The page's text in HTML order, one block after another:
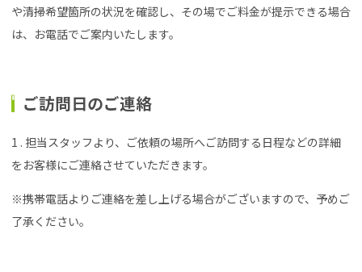
や清掃希望箇所の状況を確認し、その場でご料金が提示できる場合
は、お電話でご案内いたします。
ご訪問日のご連絡
1 . 担当スタッフより、ご依頼の場所へご訪問する日程などの詳細
をお客様にご連絡させていただきます。
※携帯電話よりご連絡を差し上げる場合がございますので、予めご
了承ください。